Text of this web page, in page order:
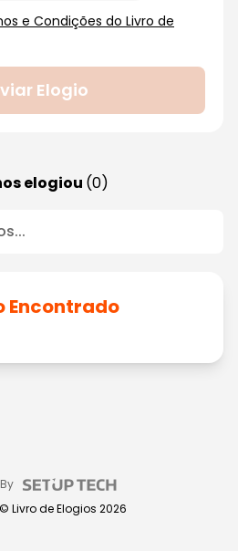
elogiou (0)
Encontrado
e Condições do Livro de
Elogio
Livro de Elogios 2026